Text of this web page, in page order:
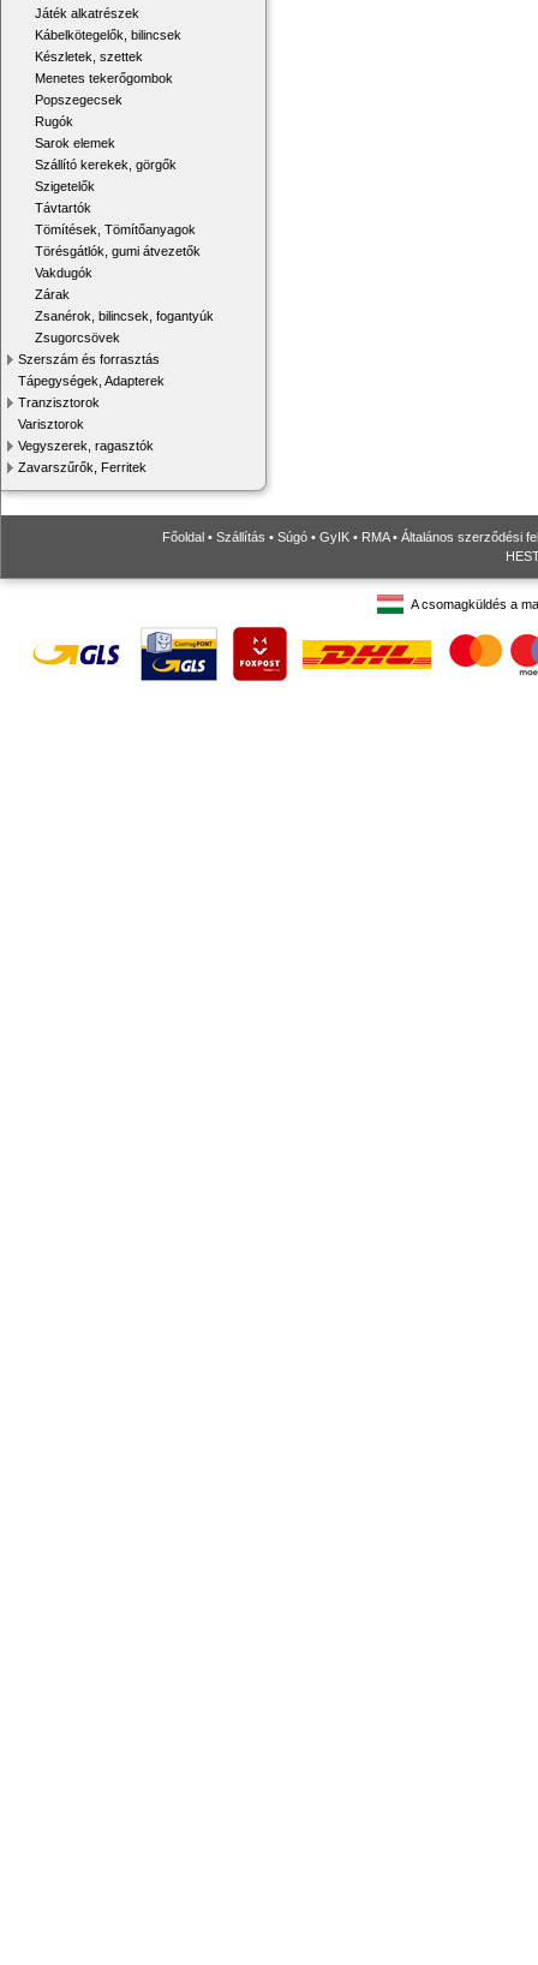
Játék alkatrészek
Kábelkötegelők, bilincsek
Készletek, szettek
Menetes tekerőgombok
Popszegecsek
Rugók
Sarok elemek
Szállító kerekek, görgők
Szigetelők
Távtartók
Tömítések, Tömítőanyagok
Törésgátlók, gumi átvezetők
Vakdugók
Zárak
Zsanérok, bilincsek, fogantyúk
Zsugorcsövek
Szerszám és forrasztás
Tápegységek, Adapterek
Tranzisztorok
Varisztorok
Vegyszerek, ragasztók
Zavarszűrők, Ferritek
Főoldal • Szállítás • Súgó • GyIK • RMA• Általános szerződési
A csomagküldés a